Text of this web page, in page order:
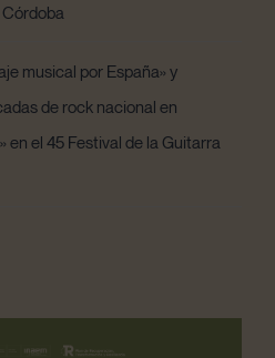
musical por España» y
de rock nacional en
en el 45 Festival de la Guitarra